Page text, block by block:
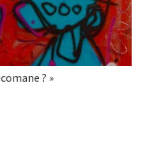
? »